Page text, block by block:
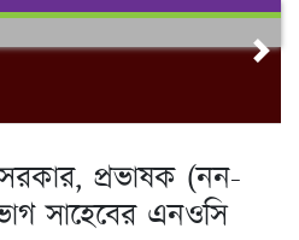
প্রভাষক (নন-
সাহেবের এনওসি